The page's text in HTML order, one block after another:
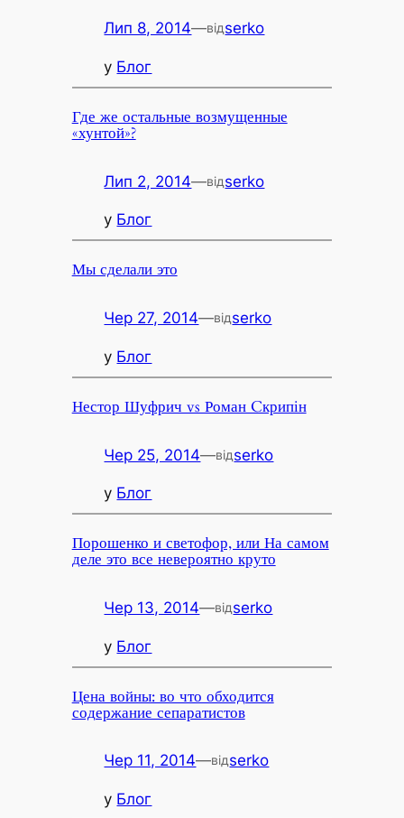
Лип 8, 2014—відserko
у Блог
Где же остальные возмущенные
«хунтой»?
Лип 2, 2014—відserko
у Блог
Мы сделали это
Чер 27, 2014—відserko
у Блог
Нестор Шуфрич vs Роман Cкрипін
Чер 25, 2014—відserko
у Блог
Порошенко и светофор, или На самом
деле это все невероятно круто
Чер 13, 2014—відserko
у Блог
Цена войны: во что обходится
содержание сепаратистов
Чер 11, 2014—відserko
у Блог